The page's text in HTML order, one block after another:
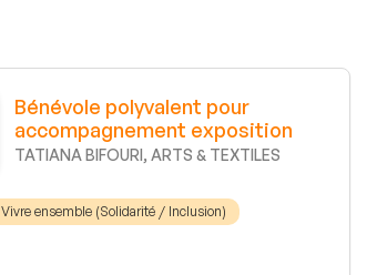
Bénévole polyvalent pour
accompagnement exposition
TATIANA BIFOURI, ARTS & TEXTILES
Vivre ensemble (Solidarité / Inclusion)